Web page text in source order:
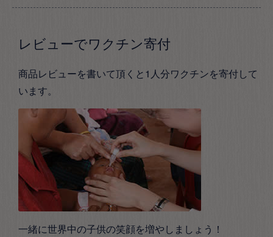
レビューでワクチン寄付
商品レビューを書いて頂くと1人分ワクチンを寄付して
います。
一緒に世界中の子供の笑顔を増やしましょう！